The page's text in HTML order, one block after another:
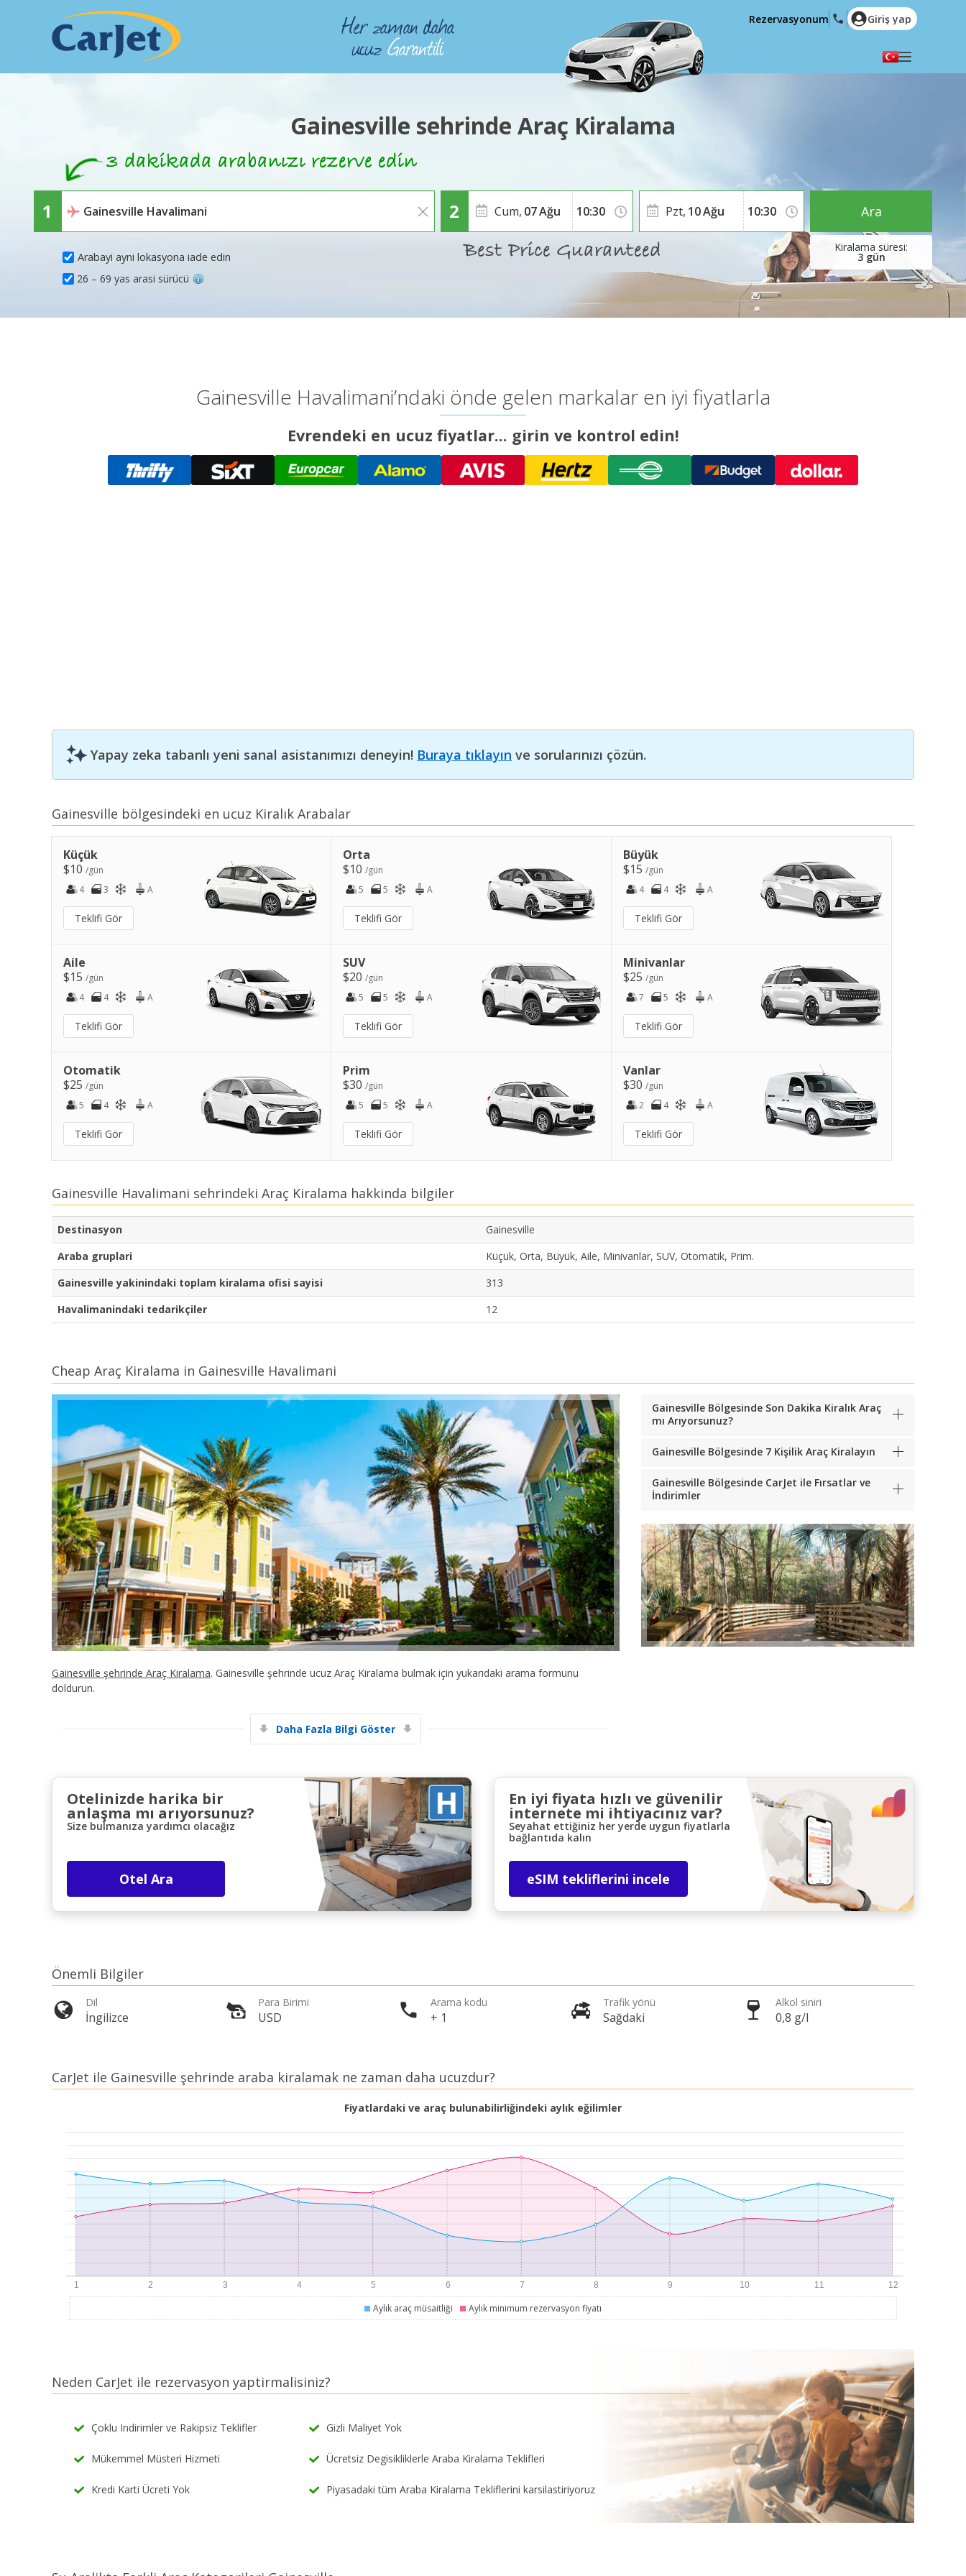
English (US)
Polski
Română
Ελληνικά
Hrvatski
العربية
Rezervasyonum Giriş yap
Gainesville sehrinde Araç Kiralama
Arabayi ayni lokasyona iade edin
Cum, 07Ağu
3 gün
Pzt, 10Ağu
26 – 69 yas arasi sürücü
Ara
Gainesville Havalimani’ndaki önde gelen markalar en iyi fiyatlarla
Evrendeki en ucuz fiyatlar... girin ve kontrol edin!
Yapay zeka tabanlı yeni sanal asistanımızı deneyin! Buraya tıklayın ve sorularınızı çözün.
Gainesville bölgesindeki en ucuz Kiralık Arabalar
Küçük
$10 /gün
4
3 A
Teklifi Gör
Orta
$10/gün
5
5 A
Teklifi Gör
Büyük
$15 /gün
4
4 A
Teklifi Gör
Aile
$15 /gün
4
4 A
Teklifi Gör
SUV
$20/gün
5
5 A
Teklifi Gör
Minivanlar
$25 /gün
7
5 A
Teklifi Gör
Otomatik
$25 /gün
5
4 A
Teklifi Gör
Prim
$30/gün
5
5 A
Teklifi Gör
Vanlar
$30 /gün
2
4 A
Teklifi Gör
Gainesville Havalimani sehrindeki Araç Kiralama hakkinda bilgiler
Destinasyon
Gainesville
Araba gruplari
Küçük, Orta, Büyük, Aile, Minivanlar, SUV, Otomatik, Prim.
Gainesville yakinindaki toplam kiralama ofisi sayisi
313
Havalimanindaki tedarikçiler
12
Cheap Araç Kiralama in Gainesville Havalimani
Gainesville şehrinde Araç Kiralama. Gainesville şehrinde ucuz Araç Kiralama bulmak için yukarıdaki arama formunu
doldurun.
Daha Fazla Bilgi Göster
Gainesville Bölgesinde Son Dakika Kiralık Araç
mı Arıyorsunuz?
Gainesville Bölgesinde 7 Kişilik Araç Kiralayın
Gainesville Bölgesinde CarJet ile Fırsatlar ve
İndirimler
Otelinizde harika bir
anlaşma mı arıyorsunuz?
Size bulmanıza yardımcı olacağız
Otel Ara
En iyi fiyata hızlı ve güvenilir
internete mi ihtiyacınız var?
Seyahat ettiğiniz her yerde uygun fiyatlarla
bağlantıda kalın
eSIM tekliflerini incele
Önemli Bilgiler
Dil
İngilizce
Para Birimi
USD
Arama kodu
+ 1
Trafik yönü
Sağdaki
Alkol siniri
0,8 g/l
CarJet ile Gainesville şehrinde araba kiralamak ne zaman daha ucuzdur?
Fiyatlardaki ve araç bulunabilirliğindeki aylık eğilimler
Aylık araç müsaitliği Aylık minimum rezervasyon fiyatı
Neden CarJet ile rezervasyon yaptirmalisiniz?
Çoklu Indirimler ve Rakipsiz Teklifler Gizli Maliyet Yok
Mükemmel Müsteri Hizmeti Ücretsiz Degisikliklerle Araba Kiralama Teklifleri
Kredi Karti Ücreti Yok Piyasadaki tüm Araba Kiralama Tekliflerini karsilastiriyoruz
Büyük tasarruflar
eLink ile giriş yap